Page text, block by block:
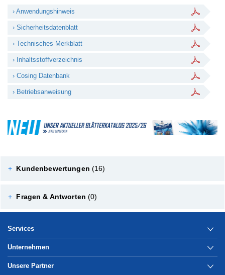
› Anwendungshinweis
› Sicherheitsdatenblatt
› Technisches Merkblatt
› Inhaltsstoffverzeichnis
› Cosing Datenbank
› Betriebsanweisung
+ Kundenbewertungen (16)
+ Fragen & Antworten (0)
Services
Unternehmen
Unsere Partner